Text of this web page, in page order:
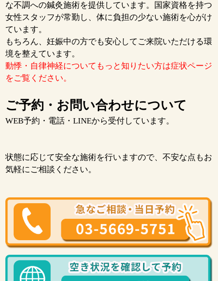
な不調への鍼灸施術を提供しています。国家資格を持つ
女性スタッフが常勤し、体に負担の少ない施術を心がけ
ています。
もちろん、妊娠中の方でも安心してご来院いただける環
境を整えています。
動悸・自律神経についてもっと知りたい方は症状ページ
をご覧ください。
ご予約・お問い合わせについて
WEB予約・電話・LINEから受付しています。
状態に応じて安全な施術を行いますので、不安な点もお
気軽にご相談ください。